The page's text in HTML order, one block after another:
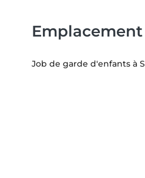
Emplacement
Job de garde d'enfants à